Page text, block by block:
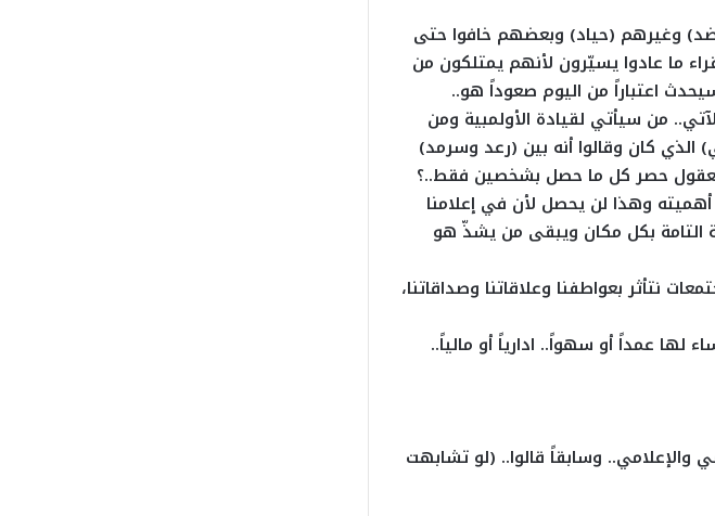
وغيرهم (حياد) وبعضهم خافوا حتى
ما عادوا يسيّرون لأنهم يمتلكون من
اعتباراً من اليوم صعوداً هو..
ونتوقعها الآتي.. من سيأتي لقيادة الأولمبية ومن
الذي كان وقالوا أنه بين (رعد وسرمد)
حصر كل ما حصل بشخصين فقط..؟
أهميته وهذا لن يحصل لأن في إعلامنا
التامة بكل مكان ويبقى من يشذّ هو
نتأثر بعواطفنا وعلاقاتنا وصداقاتنا،
عمداً أو سهواً.. ادارياً أو مالياً..
والإعلامي.. وسابقاً قالوا.. (لو تشابهت